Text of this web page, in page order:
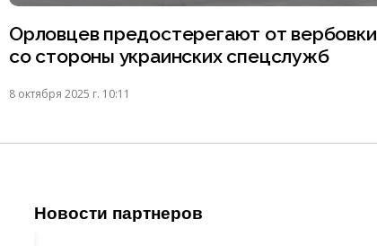
Орловцев предостерегают от вербовки
со стороны украинских спецслужб
8 октября 2025 г. 10:11
Новости партнеров